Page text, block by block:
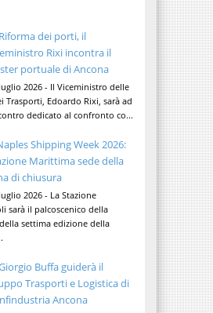
Riforma dei porti, il
Rixi incontra il
portuale di Ancona
2026 - Il Viceministro delle
Trasporti, Edoardo Rixi, sarà ad
dedicato al confronto co...
Shipping Week 2026:
Marittima sede della
di chiusura
2026 - La Stazione
sarà il palcoscenico della
settima edizione della
Buffa guiderà il
Trasporti e Logistica di
Ancona